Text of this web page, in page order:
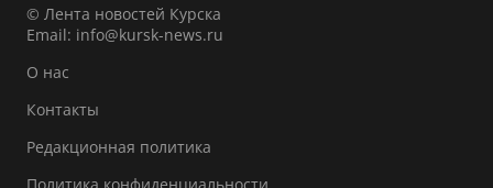
© Лента новостей Курска
Email: info@kursk-news.ru
О нас
Контакты
Редакционная политика